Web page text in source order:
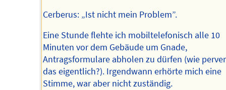
Cerberus: „Ist nicht mein Problem”.
Eine Stunde flehte ich mobiltelefonisch alle 10
Minuten vor dem Gebäude um Gnade,
Antragsformulare abholen zu dürfen (wie
das eigentlich?). Irgendwann erhörte mich eine
Stimme, war aber nicht zuständig.